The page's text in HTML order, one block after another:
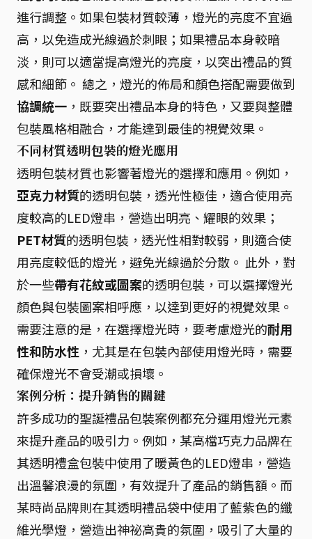
進行調整。如果包裝材質較薄，燈光的亮度不宜過
高，以免造成光線過於刺眼；如果禮品本身較暗
淡，則可以適當提高燈光的亮度，以突出禮品的質
感和細節。 總之，燈光的佈局和顏色搭配需要做到
協調統一 ，既要突出禮品本身的特色，又要與整體
包裝風格相融合，才能達到最佳的視覺效果。
不同材質透明包裝的燈光應用
透明包裝材質也影響著燈光的選擇和應用。例如，
亞克力材質的透明包裝，透光性極佳，適合使用亮
度較高的LED燈串，營造出明亮、耀眼的效果；
PET材質的透明包裝，透光性相對較弱，則適合使
用亮度較低的燈光，避免光線過於分散。 此外，對
於一些帶有花紋或圖案的透明包裝，可以選擇燈光
顏色與包裝圖案相呼應，以達到更好的視覺效果。
需要注意的是，在選擇燈光時，要考慮燈光的耐用
性和防水性 ，尤其是在包裝內部使用燈光時，需要
確保燈光不會受潮或損壞。
案例分析：提升銷售的關鍵
許多成功的聖誕禮品包裝案例都充分運用燈光元素
來提升產品的吸引力。例如，某高檔巧克力品牌在
其透明禮盒包裝中使用了暖黃色的LED燈串，營造
出溫馨浪漫的氛圍，有效提升了產品的銷售額。而
某時尚品牌則在其透明禮品袋中使用了藍紫色的纖
維光學燈，營造出神祕高貴的氛圍，吸引了大量的